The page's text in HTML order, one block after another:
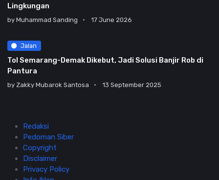
Lingkungan
by Muhammad Sanding 17 June 2026
Jalan
Tol Semarang-Demak Dikebut, Jadi Solusi Banjir Rob di
Pantura
by Zakky Mubarok Santosa 13 September 2025
Redaksi
Pedoman Siber
Copyright
Disclaimer
Privacy Policy